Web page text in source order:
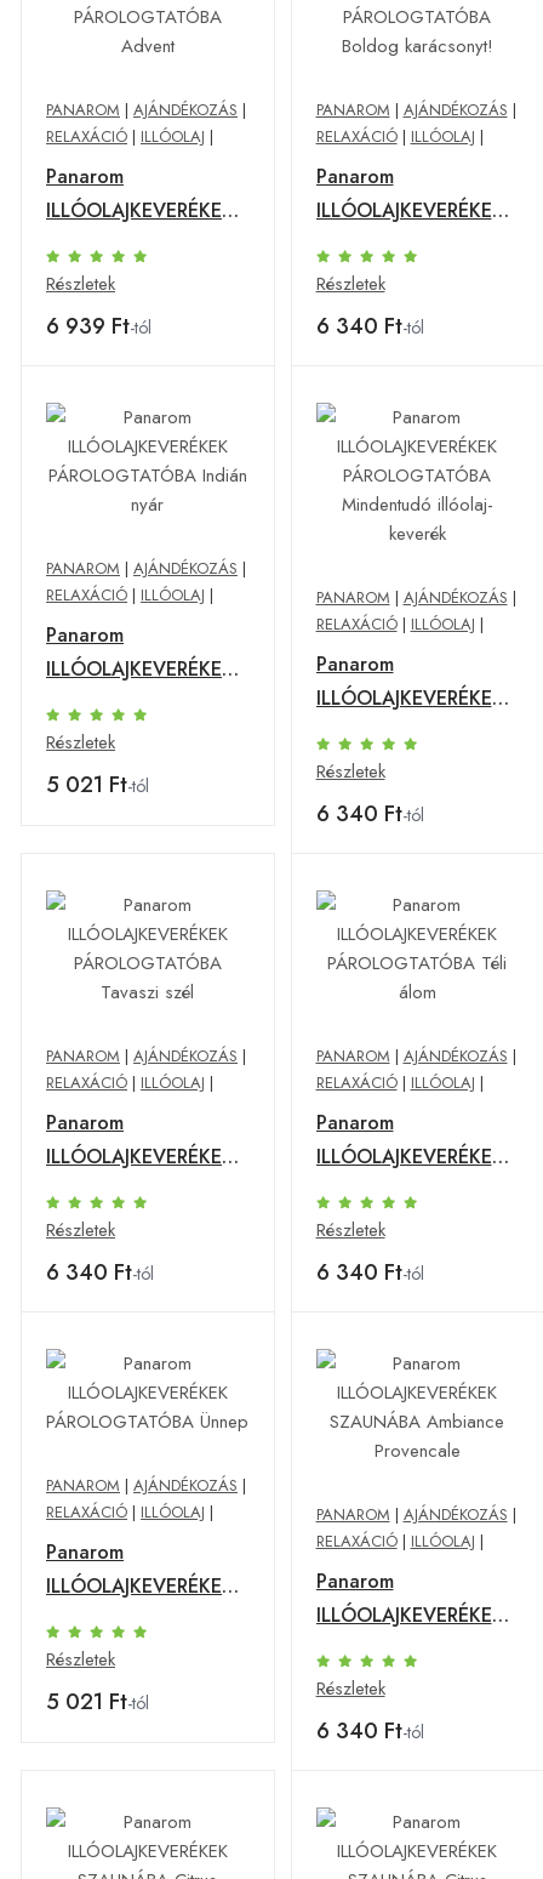
PANAROM | AJÁNDÉKOZÁS |
RELAXÁCIÓ | ILLÓOLAJ |
Panarom
ILLÓOLAJKEVERÉKEK
PÁROLOGTATÓBA
Advent
Részletek
6 939 Ft-tól
PANAROM | AJÁNDÉKOZÁS |
RELAXÁCIÓ| ILLÓOLAJ |
Panarom
ILLÓOLAJKEVERÉKEK
PÁROLOGTATÓBA
Boldog karácsonyt!
Részletek
6 340 Ft-tól
PANAROM | AJÁNDÉKOZÁS |
RELAXÁCIÓ | ILLÓOLAJ |
Panarom
ILLÓOLAJKEVERÉKEK
PÁROLOGTATÓBA
Indián nyár
Részletek
5 021 Ft-tól
PANAROM | AJÁNDÉKOZÁS |
RELAXÁCIÓ| ILLÓOLAJ |
Panarom
ILLÓOLAJKEVERÉKEK
PÁROLOGTATÓBA
Mindentudó illóolaj-
keverék
Részletek
6 340 Ft-tól
PANAROM | AJÁNDÉKOZÁS |
RELAXÁCIÓ | ILLÓOLAJ |
Panarom
ILLÓOLAJKEVERÉKEK
PÁROLOGTATÓBA
Tavaszi szél
Részletek
6 340 Ft-tól
PANAROM | AJÁNDÉKOZÁS |
RELAXÁCIÓ| ILLÓOLAJ |
Panarom
ILLÓOLAJKEVERÉKEK
PÁROLOGTATÓBA Téli
álom
Részletek
6 340 Ft-tól
PANAROM | AJÁNDÉKOZÁS |
RELAXÁCIÓ | ILLÓOLAJ |
Panarom
ILLÓOLAJKEVERÉKEK
PÁROLOGTATÓBA
Ünnep
Részletek
5 021 Ft-tól
PANAROM | AJÁNDÉKOZÁS |
RELAXÁCIÓ| ILLÓOLAJ |
Panarom
ILLÓOLAJKEVERÉKEK
SZAUNÁBA Ambiance
Provencale
Részletek
6 340 Ft-tól